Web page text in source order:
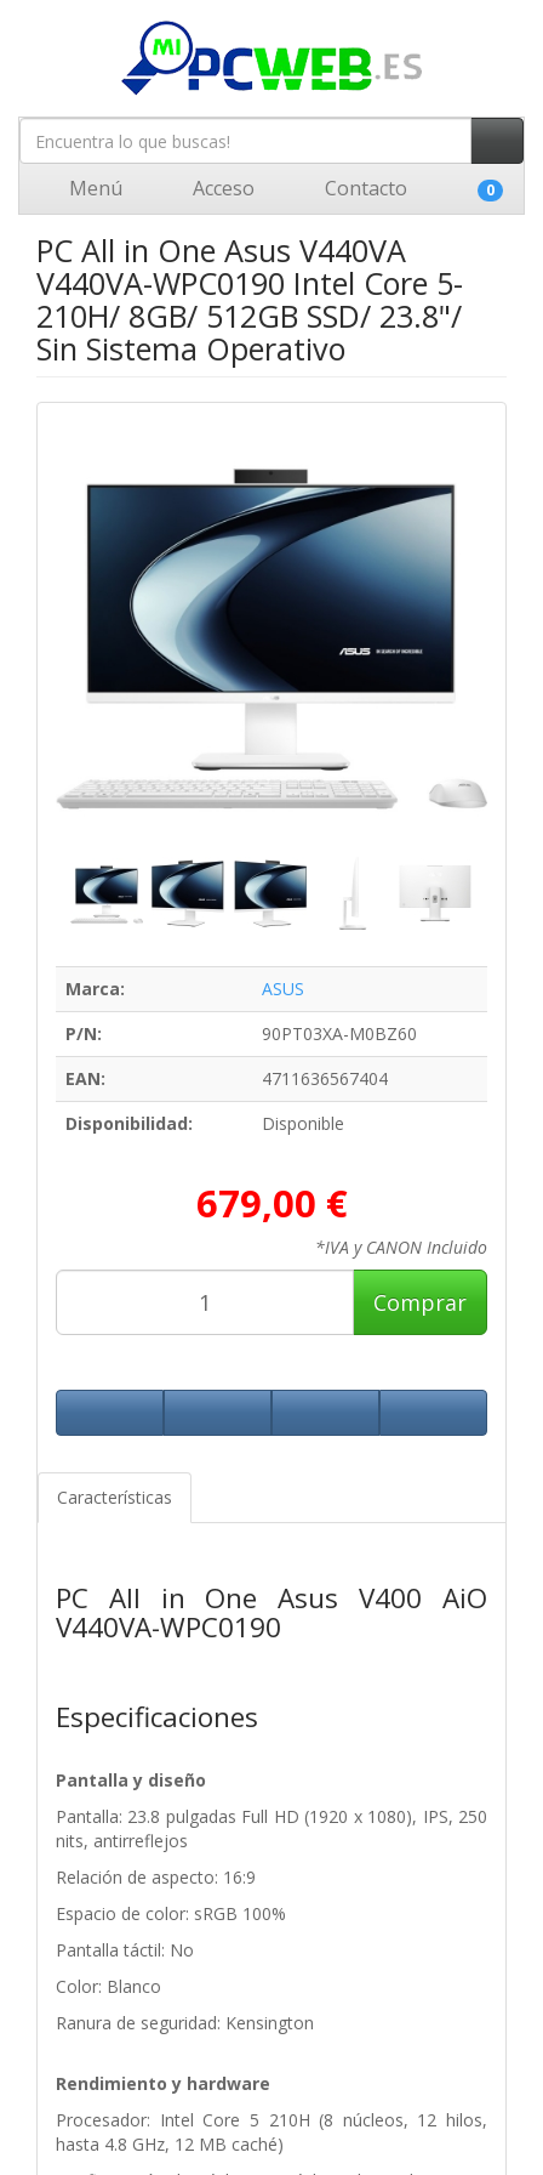
Menú Acceso Contacto 0
PC All in One Asus V440VA
V440VA-WPC0190 Intel Core 5-
210H/ 8GB/ 512GB SSD/ 23.8"/
Sin Sistema Operativo
Marca:
ASUS
P/N:
90PT03XA-M0BZ60
EAN:
4711636567404
Disponibilidad:
Disponible
679,00 €
*IVA y CANON Incluido
Comprar
Características
PC All in One Asus V400 AiO
V440VA-WPC0190
Especificaciones
Pantalla y diseño
Pantalla: 23.8 pulgadas Full HD (1920 x 1080), IPS, 250
nits, antirreflejos
Relación de aspecto: 16:9
Espacio de color: sRGB 100%
Pantalla táctil: No
Color: Blanco
Ranura de seguridad: Kensington
Rendimiento y hardware
Procesador: Intel Core 5 210H (8 núcleos, 12 hilos,
hasta 4.8 GHz, 12 MB caché)